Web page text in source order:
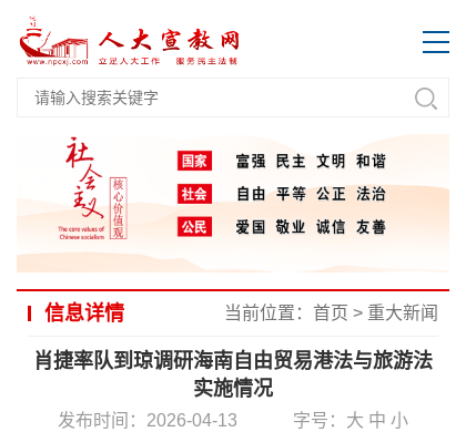
信息详情 当前位置： 首页 > 重大新闻
肖捷率队到琼调研海南自由贸易港法与旅游法
实施情况
发布时间：2026-04-13 字号： 大 中 小